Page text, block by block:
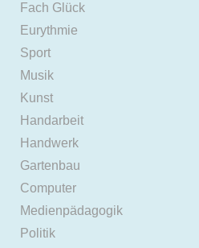
Fach Glück
Eurythmie
Sport
Musik
Kunst
Handarbeit
Handwerk
Gartenbau
Computer
Medienpädagogik
Politik